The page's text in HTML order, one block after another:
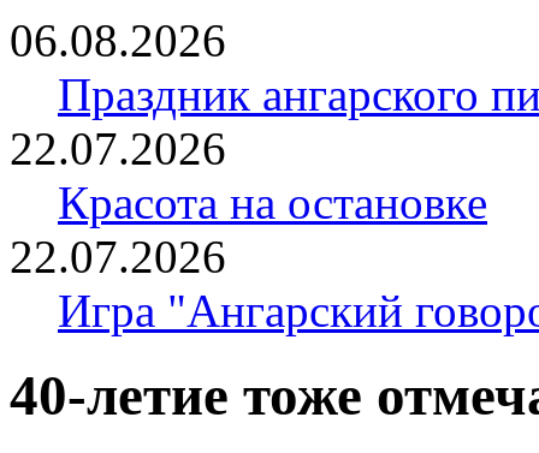
06.08.2026
Праздник ангарского
22.07.2026
Красота на остановке
22.07.2026
Игра "Ангарский
40-летие тоже